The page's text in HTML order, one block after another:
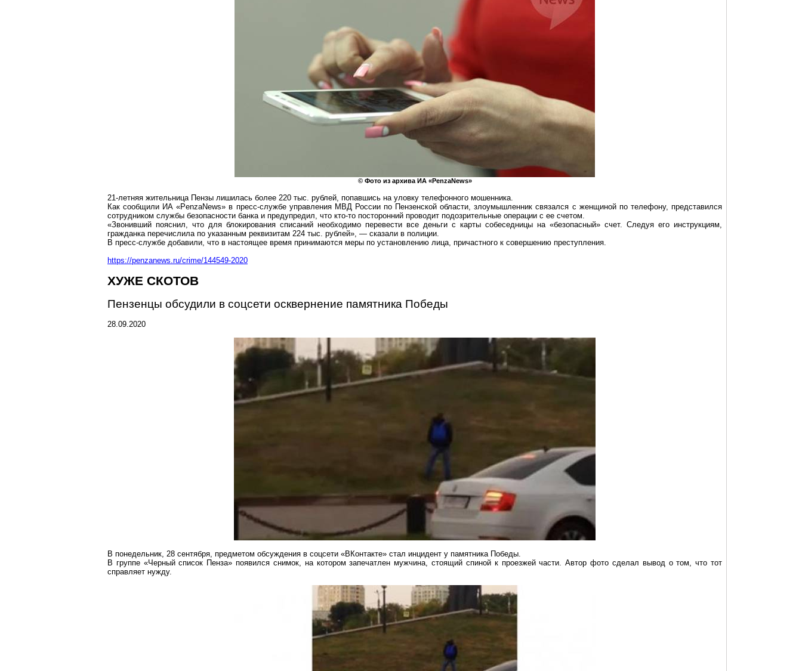
© Фото из архива ИА «PenzaNews»
21-летняя жительница Пензы лишилась более 220 тыс. рублей, попавшись на уловку телефонного мошенника.
Как сообщили ИА «PenzaNews» в пресс-службе управления МВД России по Пензенской области, злоумышленник связался с женщиной по телефону, представился
сотрудником службы безопасности банка и предупредил, что кто-то посторонний проводит подозрительные операции с ее счетом.
«Звонивший пояснил, что для блокирования списаний необходимо перевести все деньги с карты собеседницы на «безопасный» счет. Следуя его инструкциям,
гражданка перечислила по указанным реквизитам 224 тыс. рублей», — сказали в полиции.
В пресс-службе добавили, что в настоящее время принимаются меры по установлению лица, причастного к совершению преступления.
https://penzanews.ru/crime/144549-2020
ХУЖЕ СКОТОВ
Пензенцы обсудили в соцсети осквернение памятника Победы
28.09.2020
В понедельник, 28 сентября, предметом обсуждения в соцсети «ВКонтакте» стал инцидент у памятника Победы.
В группе «Черный список Пенза» появился снимок, на котором запечатлен мужчина, стоящий спиной к проезжей части. Автор фото сделал вывод о том, что тот
справляет нужду.